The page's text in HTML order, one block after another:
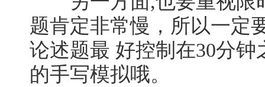
题肯定非常慢，所以一定
论述题最 好控制在30分
的手写模拟哦。